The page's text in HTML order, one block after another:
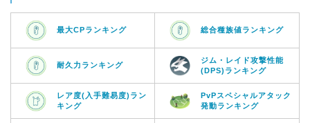
最大CPランキング 総合種族値ランキング
耐久力ランキング
ジム・レイド攻撃性能
(DPS)ランキング
レア度(入手難易度)ラン
キング
PvPスペシャルアタック
発動ランキング